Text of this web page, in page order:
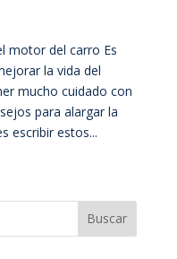
motor del carro Es
la vida del
mucho cuidado con
para alargar la
escribir estos...